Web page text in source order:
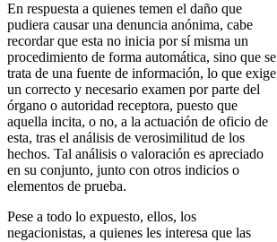
En respuesta a quienes temen el daño que
pudiera causar una denuncia anónima, cabe
recordar que esta no inicia por sí misma un
procedimiento de forma automática, sino que se
trata de una fuente de información, lo que exige
un correcto y necesario examen por parte del
órgano o autoridad receptora, puesto que
aquella incita, o no, a la actuación de oficio de
esta, tras el análisis de verosimilitud de los
hechos. Tal análisis o valoración es apreciado
en su conjunto, junto con otros indicios o
elementos de prueba.
Pese a todo lo expuesto, ellos, los
negacionistas, a quienes les interesa que las